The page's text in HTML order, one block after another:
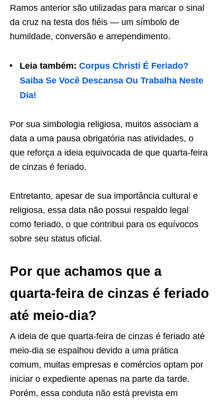
Ramos anterior são utilizadas para marcar o sinal
da cruz na testa dos fiéis — um símbolo de
humildade, conversão e arrependimento.
Leia também: Corpus Christi É Feriado?
Saiba Se Você Descansa Ou Trabalha Neste
Dia!
Por sua simbologia religiosa, muitos associam a
data a uma pausa obrigatória nas atividades, o
que reforça a ideia equivocada de que quarta-feira
de cinzas é feriado.
Entretanto, apesar de sua importância cultural e
religiosa, essa data não possui respaldo legal
como feriado, o que contribui para os equívocos
sobre seu status oficial.
Por que achamos que a
quarta-feira de cinzas é feriado
até meio-dia?
A ideia de que quarta-feira de cinzas é feriado até
meio-dia se espalhou devido a uma prática
comum, muitas empresas e comércios optam por
iniciar o expediente apenas na parte da tarde.
Porém, essa conduta não está prevista em